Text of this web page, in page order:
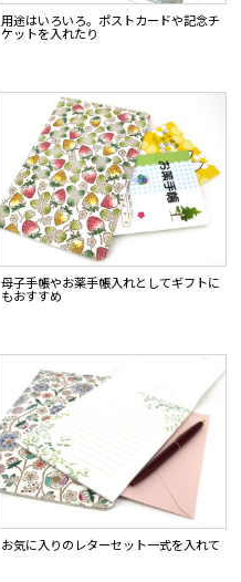
用途はいろいろ。ポストカードや記念チ
ケットを入れたり
母子手帳やお薬手帳入れとしてギフトに
もおすすめ
お気に入りのレターセット一式を入れて